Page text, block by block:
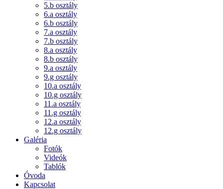
5.b osztály
6.a osztály
6.b osztály
7.a osztály
7.b osztály
8.a osztály
8.b osztály
9.a osztály
9.g osztály
10.a osztály
10.g osztály
11.a osztály
11.g osztály
12.a osztály
12.g osztály
Galéria
Fotók
Videók
Tablók
Óvoda
Kapcsolat